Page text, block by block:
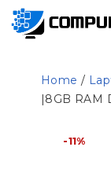
Home /
|8GB RAM
-11%